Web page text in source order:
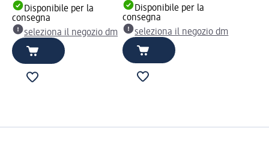
Disponibile per la
consegna
seleziona il negozio dm
Disponibile per la
consegna
seleziona il negozio dm